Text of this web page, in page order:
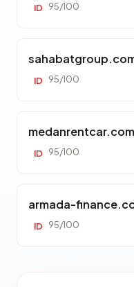
ID 95/100
ID 95/100
medanrentcar.com
ID 95/100
armada-
ID 95/100